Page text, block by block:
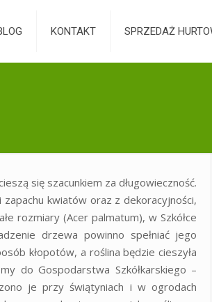
KONTAKT SPRZEDAŻ
się szacunkiem za długowieczność.
kwiatów oraz z dekoracyjności,
rozmiary (Acer palmatum), w Szkółce
drzewa powinno spełniać jego
kłopotów, a roślina będzie cieszyła
do Gospodarstwa Szkółkarskiego –
je przy świątyniach i w ogrodach